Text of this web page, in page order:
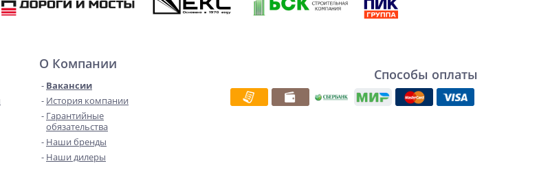
О Компании
Вакансии
История компании
Гарантийные
обязательства
Наши бренды
Наши дилеры
Способы оплаты